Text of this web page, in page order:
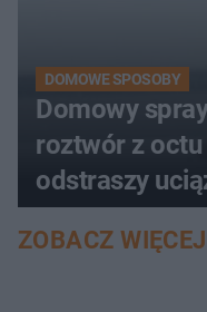
DOMOWE SPOSOBY
Domowy
roztwór z octu
odstraszy
ZOBACZ WIĘCEJ